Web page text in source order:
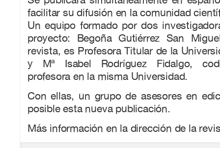
facilitar su difusión en la comunidad
Un equipo formado por dos
proyecto: Begoña Gutiérrez San
revista, es Profesora Titular de la
y Mª Isabel Rodríguez Fidalgo,
profesora en la misma Universidad.
Con ellas, un grupo de asesores en
posible esta nueva publicación.
Más información en la dirección de la